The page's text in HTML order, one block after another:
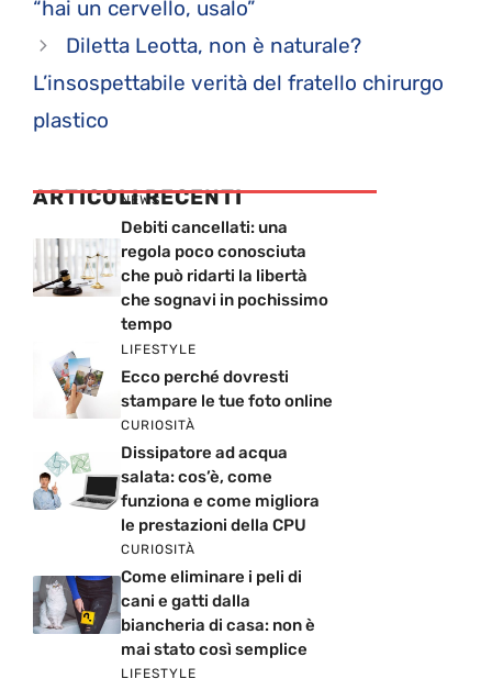
“hai un cervello, usalo”
Diletta Leotta, non è naturale?
L’insospettabile verità del fratello chirurgo
plastico
ARTICOLI RECENTI
NEWS
Debiti cancellati: una
regola poco conosciuta
che può ridarti la libertà
che sognavi in pochissimo
tempo
LIFESTYLE
Ecco perché dovresti
stampare le tue foto online
CURIOSITÀ
Dissipatore ad acqua
salata: cos’è, come
funziona e come migliora
le prestazioni della CPU
CURIOSITÀ
Come eliminare i peli di
cani e gatti dalla
biancheria di casa: non è
mai stato così semplice
LIFESTYLE